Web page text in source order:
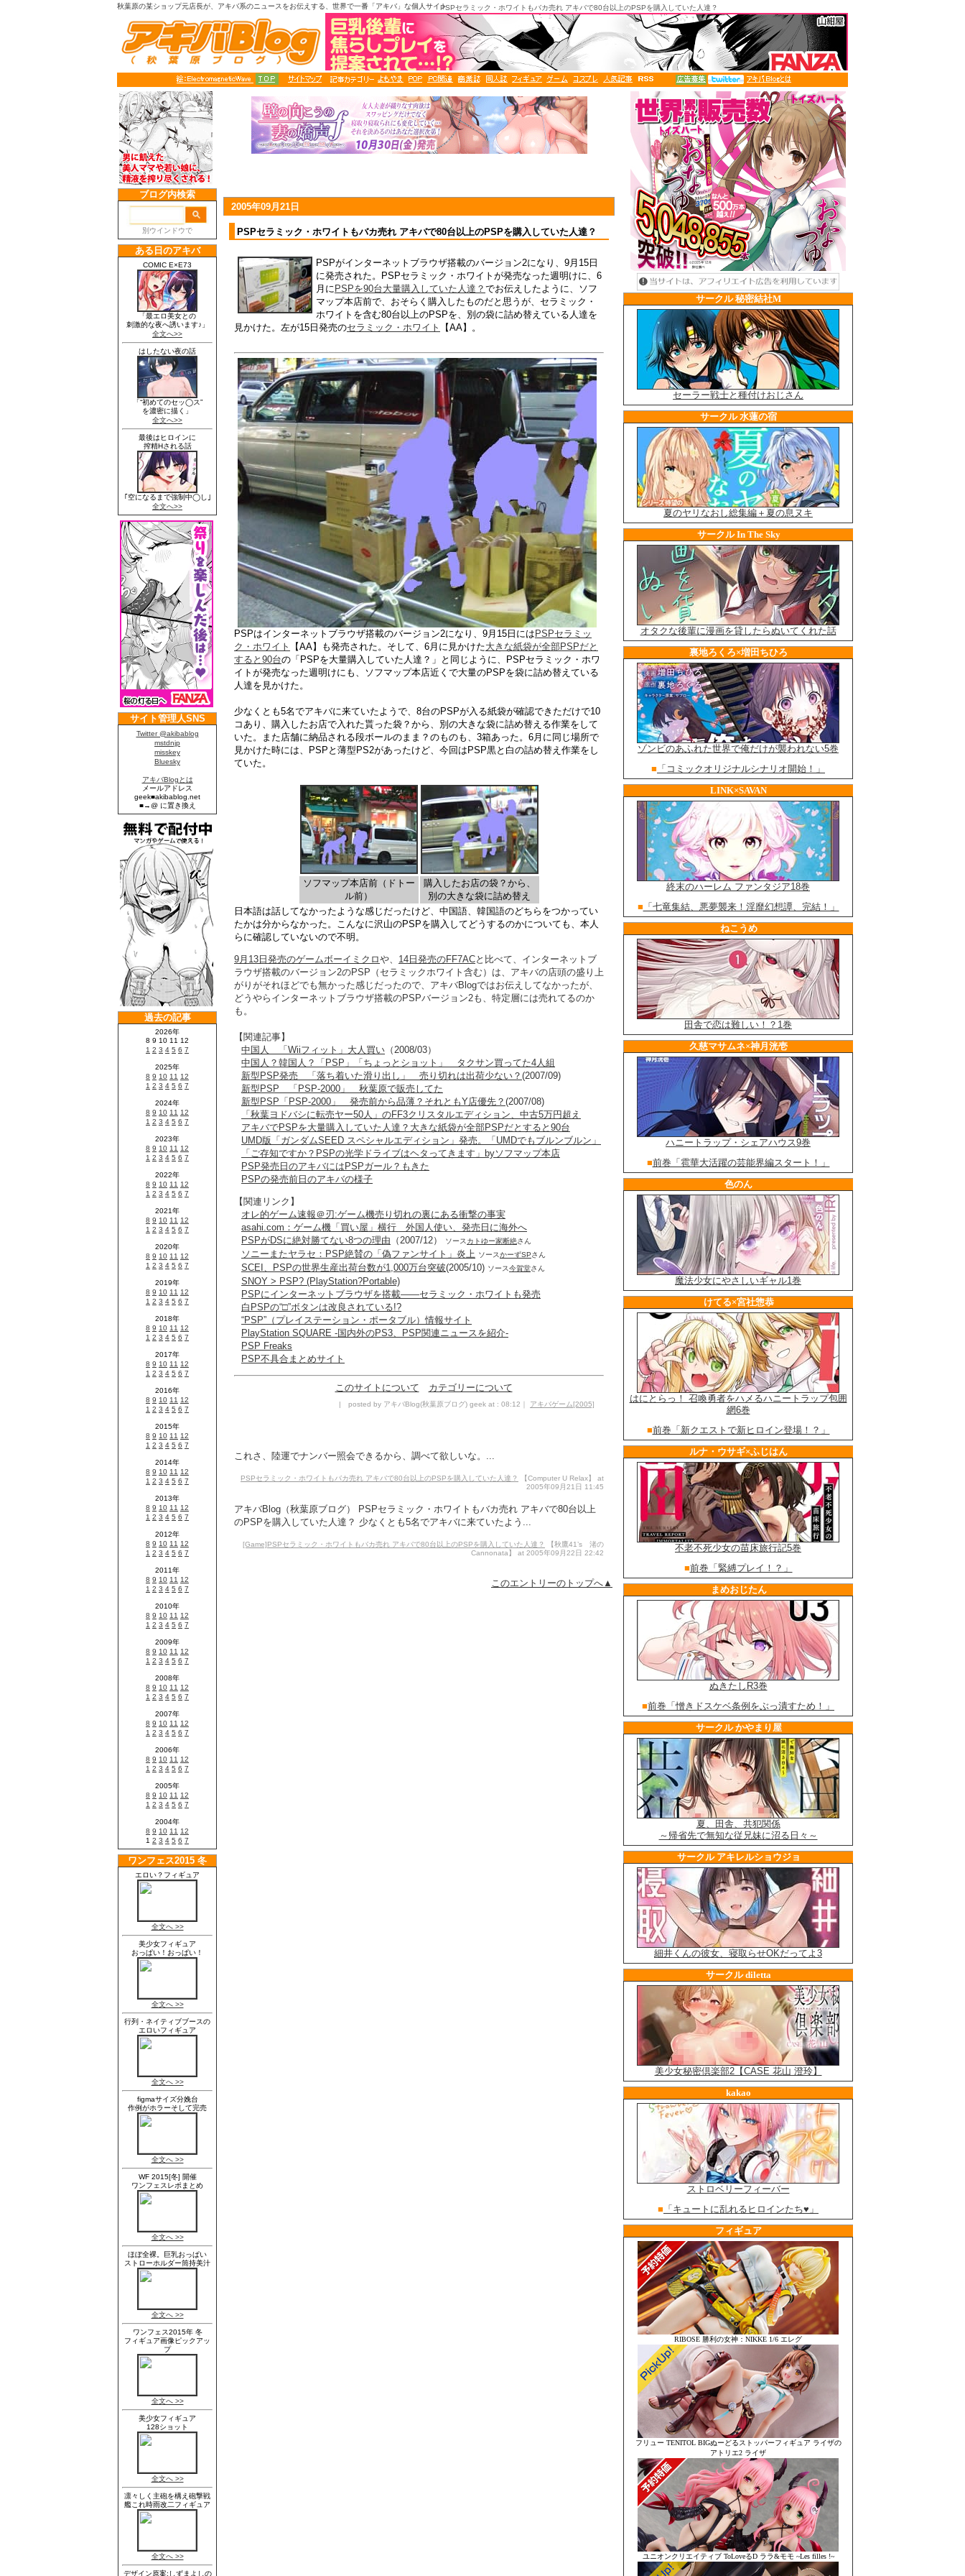
PSPセラミック・ホワイトもバカ売れ アキバで80台以上のPSPを購入していた人達？
秋葉原の某ショップ元店長が、アキバ系のニュースをお伝えする、世界で一番「アキバ」な個人サイト
2005年09月21日
PSPセラミック・ホワイトもバカ売れ アキバで80台以上のPSPを購入していた人達？
PSPがインターネットブラウザ搭載のバージョン2になり、9月15日
に発売された。PSPセラミック・ホワイトが発売なった週明けに、6
月に PSPを90台大量購入していた人達？ でお伝えしたように、ソフ
マップ本店前で、おそらく購入したものだと思うが、セラミック・
ホワイトを含む80台以上のPSPを、別の袋に詰め替えている人達を
見かけた。左が15日発売のセラミック・ホワイト 【AA】。
PSPはインターネットブラウザ搭載のバージョン2になり、9月15日には PSPセラミッ
ク・ホワイト
【AA】も発売された。そして、6月に見かけた大きな紙袋が全部PSPだと
すると90台の「PSPを大量購入していた人達？」と同じように、PSPセラミック・ホワ
イトが発売なった週明けにも、ソフマップ本店近くで大量のPSPを袋に詰め替えている
人達を見かけた。
少なくとも5名でアキバに来ていたようで、8台のPSPが入る紙袋が確認できただけで10
コあり、購入したお店で入れた貰った袋？から、別の大きな袋に詰め替える作業をして
いた。また店舗に納品される段ボールのまま？のものも、3箱あった。6月に同じ場所で
見かけた時には、PSPと薄型PS2があったけど、今回はPSP黒と白の詰め替え作業をし
ていた。
ソフマップ本店前（ドトー
ル前）
購入したお店の袋？から、
別の大きな袋に詰め替え
日本語は話してなかったような感じだったけど、中国語、韓国語のどちらをつかってい
たかは分からなかった。こんなに沢山のPSPを購入してどうするのかについても、本人
らに確認していないので不明。
9月13日発売のゲームボーイミクロや、 14日発売のFF7ACと比べて、インターネットブ
ラウザ搭載のバージョン2のPSP（セラミックホワイト含む）は、アキバの店頭の盛り上
がりがそれほどでも無かった感じだったので、アキバBlogではお伝えしてなかったが、
どうやらインターネットブラウザ搭載のPSPバージョン2も、特定層には売れてるのか
も。
【関連記事】
中国人 「Wiiフィット」大人買い （2008/03）
中国人？韓国人？「PSP」「ちょっとショット」 タクサン買ってた4人組
新型PSP発売 「落ち着いた滑り出し」 売り切れは出荷少ない？ (2007/09)
新型PSP 「PSP-2000」 秋葉原で販売してた
新型PSP「PSP-2000」 発売前から品薄？それともY店優先？ (2007/08)
「秋葉ヨドバシに転売ヤー50人」のFF3クリスタルエディション、中古5万円超え
アキバでPSPを大量購入していた人達？大きな紙袋が全部PSPだとすると90台
UMD版「ガンダムSEED スペシャルエディション」発売。「UMDでもブルンブルン」
「ご存知ですか？PSPの光学ドライブはヘタってきます」byソフマップ本店
PSP発売日のアキバにはPSPガール？もきた
PSPの発売前日のアキバの様子
【関連リンク】
オレ的ゲーム速報＠刃:ゲーム機売り切れの裏にある衝撃の事実
asahi.com：ゲーム機「買い屋」横行 外国人使い、発売日に海外へ
PSPがDSに絶対勝てない8つの理由 （2007/12） ソース カトゆー家断絶さん
ソニーまたヤラセ：PSP絶賛の「偽ファンサイト」炎上 ソースかーずSPさん
SCEI、PSPの世界生産出荷台数が1,000万台突破(2005/10) ソース今賀堂さん
SNOY > PSP? (PlayStation?Portable)
PSPにインターネットブラウザを搭載――セラミック・ホワイトも発売
白PSPの“□”ボタンは改良されている!?
“PSP”（プレイステーション・ポータブル）情報サイト
PlayStation SQUARE -国内外のPS3、PSP関連ニュースを紹介-
PSP Freaks
PSP不具合まとめサイト
このサイトについて カテゴリーについて
| posted by アキバBlog(秋葉原ブログ) geek at : 08:12｜ アキバゲーム[2005]
これさ、陸運でナンバー照会できるから、調べて欲しいな。...
PSPセラミック・ホワイトもバカ売れ アキバで80台以上のPSPを購入していた人達？
【Computer U Relax】 at
2005年09月21日 11:45
アキバBlog（秋葉原ブログ） PSPセラミック・ホワイトもバカ売れ アキバで80台以上
のPSPを購入していた人達？ 少なくとも5名でアキバに来ていたよう...
[Game]PSPセラミック・ホワイトもバカ売れ アキバで80台以上のPSPを購入していた人達？
【秋鷹41’s 渚の
Cannonata】 at 2005年09月22日 22:42
このエントリーのトップへ▲